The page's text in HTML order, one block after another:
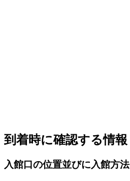
到着時に確認する情報
入館口の位置並びに入館方法